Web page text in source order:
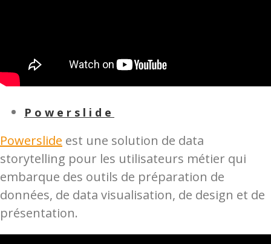
Powerslide
Powerslide est une solution de data
storytelling pour les utilisateurs métier qui
embarque des outils de préparation de
données, de data visualisation, de design et de
présentation.